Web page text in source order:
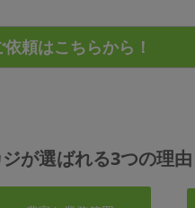
が選ばれる3つの理由